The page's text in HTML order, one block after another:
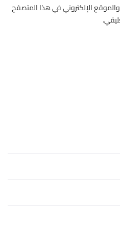
الإلكتروني في هذا المتصفح